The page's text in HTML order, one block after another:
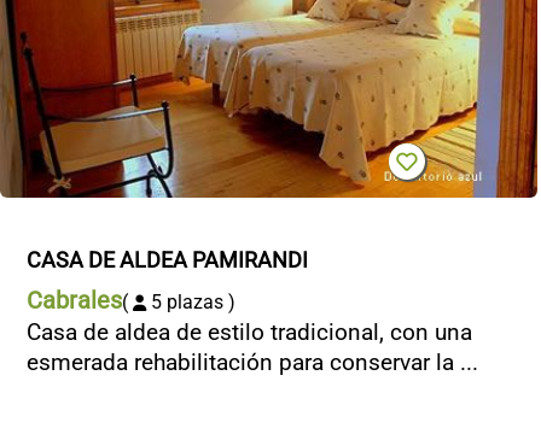
CASA DE ALDEA PAMIRANDI
Cabrales( 5 plazas )
Casa de aldea de estilo tradicional, con una
esmerada rehabilitación para conservar la ...